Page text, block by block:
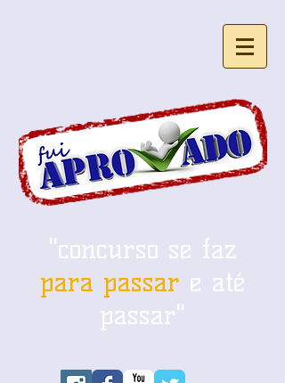
"concurso se faz
para passar e até
passar"